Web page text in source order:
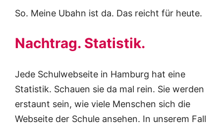
So. Meine Ubahn ist da. Das reicht für heute.
Nachtrag. Statistik.
Jede Schulwebseite in Hamburg hat eine
Statistik. Schauen sie da mal rein. Sie werden
erstaunt sein, wie viele Menschen sich die
Webseite der Schule ansehen. In unserem Fall